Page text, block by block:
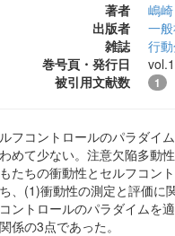
著者
嶋
出版者
一
雑誌
行
巻号頁・発行日
被引用文献数
1
フコントロールのパラダイ
めて少ない。注意欠陥多動
たちの衝動性とセルフコン
、(1)衝動性の測定と評価に
ントロールのパラダイムを
係の3点であった。